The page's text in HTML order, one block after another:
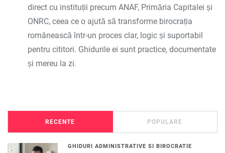
direct cu instituții precum ANAF, Primăria Capitalei și
ONRC, ceea ce o ajută să transforme birocrația
românească într-un proces clar, logic și suportabil
pentru cititori. Ghidurile ei sunt practice, documentate
și mereu la zi.
RECENTE POPULARE
GHIDURI ADMINISTRATIVE SI BIROCRATIE